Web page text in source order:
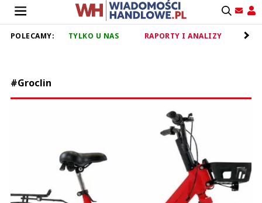
POLECAMY: TYLKO U NAS RAPORTY I ANALIZY
#Groclin